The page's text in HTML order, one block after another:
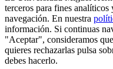
terceros para fines analíticos
navegación. En nuestra
información. Si continuas
"Aceptar", consideramos
quieres rechazarlas pulsa
debes hacerlo.